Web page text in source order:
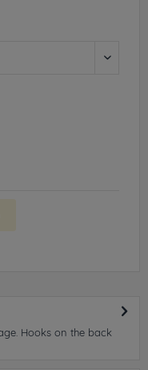
Hooks on the back